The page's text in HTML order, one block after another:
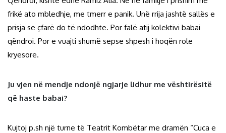
frikë ato mbledhje, me tmerr e panik. Unë rrija jashtë sallës e
prisja se çfarë do të ndodhte. Por falë atij kolektivi babai
qëndroi. Por e vuajti shumë sepse shpesh i hoqën role
kryesore.
Ju vjen në mendje ndonjë ngjarje lidhur me vështirësitë
që haste babai?
Kujtoj p.sh një turne të Teatrit Kombëtar me dramën “Cuca e